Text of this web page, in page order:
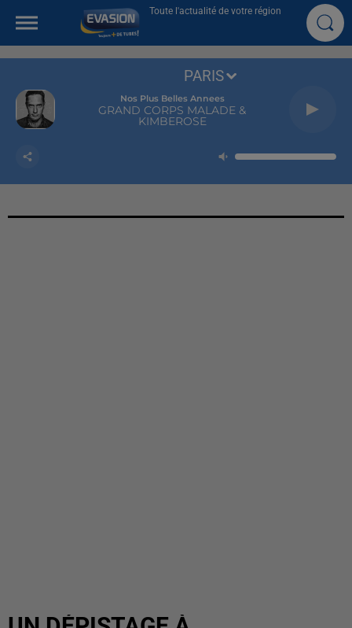
Toute l'actualité de votre région
Nos Plus Belles Annees
GRAND CORPS MALADE &
KIMBEROSE
PARIS